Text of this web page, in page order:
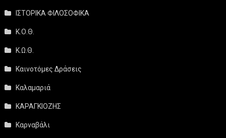
ΙΣΤΟΡΙΚΑ ΦΙΛΟΣΟΦΙΚΑ
Κ.Ο.Θ.
Κ.Ω.Θ.
Καινοτόμες Δράσεις
Καλαμαριά
ΚΑΡΑΓΚΙΟΖΗΣ
Καρναβάλι